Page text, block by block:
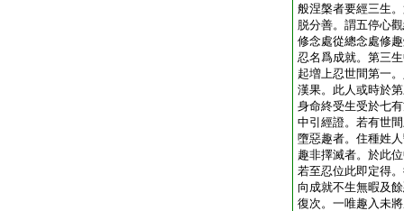
般涅槃者要經三生
脱分善。謂五停心
修念處從總念處修
忍名爲成就。第三
起増上忍世間第一
漢果。此人或時於
身命終受生受於七
中引經證。若有世
墮惡趣者。住種姓
趣非擇滅者。於此
若至忍位此即定得
向成就不生無暇及
復次。一唯趣入未